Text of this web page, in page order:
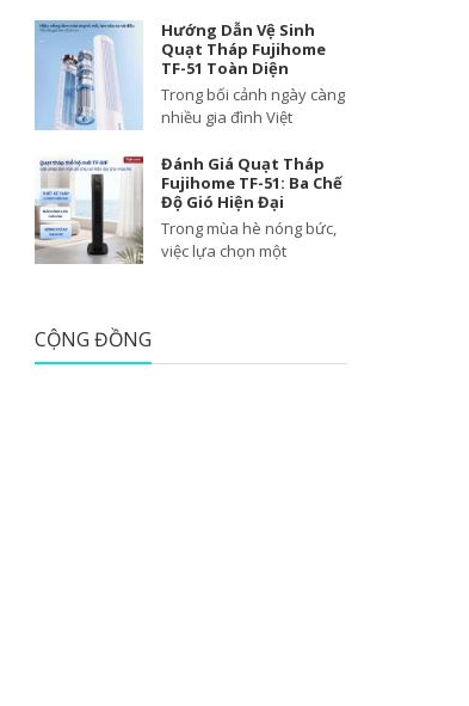
Hướng Dẫn Vệ Sinh
Quạt Tháp Fujihome
TF-51 Toàn Diện
Trong bối cảnh ngày càng
nhiều gia đình Việt
Đánh Giá Quạt Tháp
Fujihome TF-51: Ba Chế
Độ Gió Hiện Đại
Trong mùa hè nóng bức,
việc lựa chọn một
CỘNG ĐỒNG